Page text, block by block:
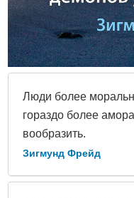
Люди более
гораздо более
вообразить.
Зигмунд Фрейд